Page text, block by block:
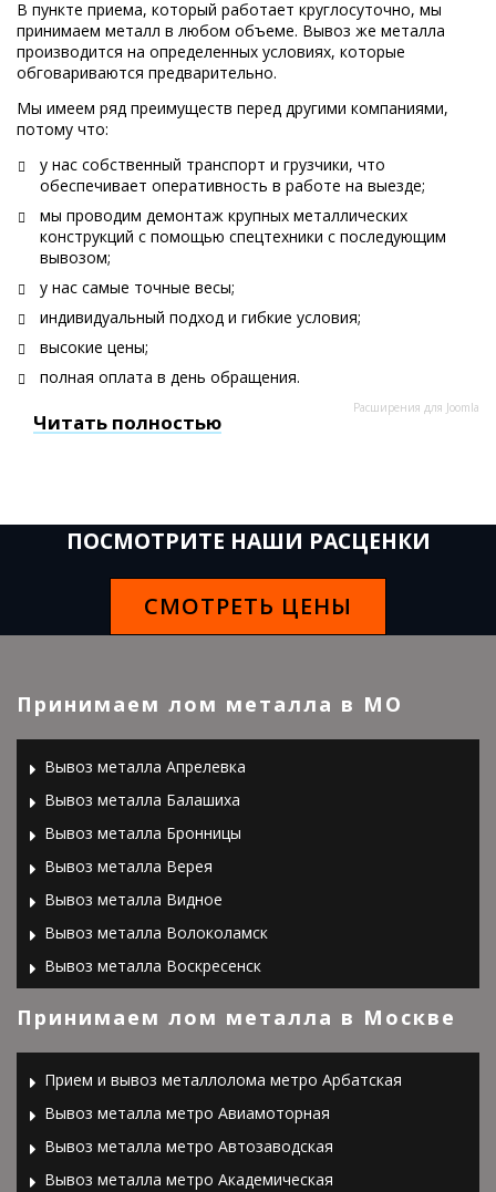
В пункте приема, который работает круглосуточно, мы
принимаем металл в любом объеме. Вывоз же металла
производится на определенных условиях, которые
обговариваются предварительно.
Мы имеем ряд преимуществ перед другими компаниями,
потому что:
у нас собственный транспорт и грузчики, что
обеспечивает оперативность в работе на выезде;
мы проводим демонтаж крупных металлических
конструкций с помощью спецтехники с последующим
вывозом;
у нас самые точные весы;
индивидуальный подход и гибкие условия;
высокие цены;
полная оплата в день обращения.
Читать полностью
Расширения для Joomla
ПОСМОТРИТЕ НАШИ РАСЦЕНКИ
СМОТРЕТЬ ЦЕНЫ
Принимаем лом металла в МО
Вывоз металла Апрелевка
Вывоз металла Балашиха
Вывоз металла Бронницы
Вывоз металла Верея
Вывоз металла Видное
Вывоз металла Волоколамск
Вывоз металла Воскресенск
Вывоз металла Голицыно
Принимаем лом металла в Москве
Прием и вывоз металлолома метро Арбатская
Вывоз металла метро Авиамоторная
Вывоз металла метро Автозаводская
Вывоз металла метро Академическая